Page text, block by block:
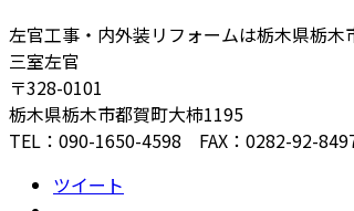
左官工事・内外装リフォームは栃木県栃木
三室左官
〒328-0101
栃木県栃木市都賀町大柿1195
TEL：090-1650-4598 FAX：0282-92-
ツイート